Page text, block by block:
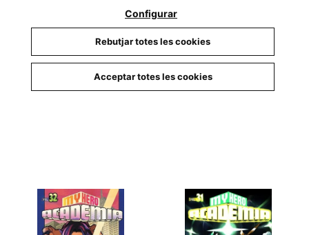
My Hero Academia nº 34
8,50 €
My Hero Academia nº 33
8,50 €
Configurar
Rebutjar totes les cookies
Acceptar totes les cookies